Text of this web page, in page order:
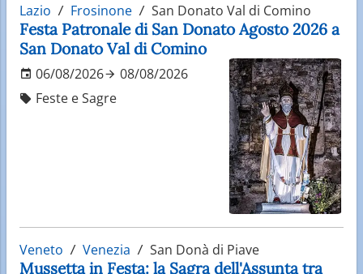
Lazio Frosinone San Donato Val di Comino
Festa Patronale di San Donato Agosto 2026 a
San Donato Val di Comino
06/08/2026
08/08/2026
Feste e Sagre
Veneto Venezia San Donà di Piave
Mussetta in Festa: la Sagra dell'Assunta tra